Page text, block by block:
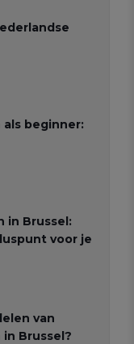
beginner:
in Brussel:
voor je
van
Brussel?